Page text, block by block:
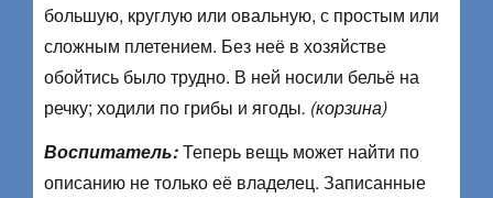
большую, круглую или овальную, с простым или
сложным плетением. Без неё в хозяйстве
обойтись было трудно. В ней носили бельё на
речку; ходили по грибы и ягоды. (корзина)
Воспитатель:Теперь вещь может найти по
описанию не только её владелец. Записанные